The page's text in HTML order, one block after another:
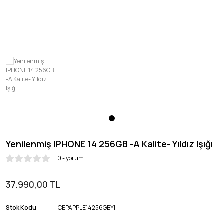
Yenilenmiş IPHONE 14 256GB -A Kalite- Yıldız Işığı
0 - yorum
37.990,00 TL
Stok Kodu
CEPAPPLE14256GBYI